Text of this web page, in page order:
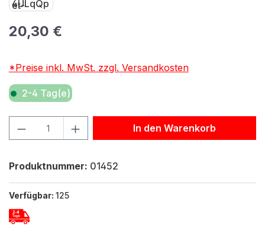
Regulärer Preis:
20,30 €
*Preise inkl. MwSt. zzgl. Versandkosten
2-4 Tag(e)
Produkt Anzahl: Gib den gewünschten Wert ein oder
In den Warenkorb
Produktnummer: 01452
Verfügbar: 125